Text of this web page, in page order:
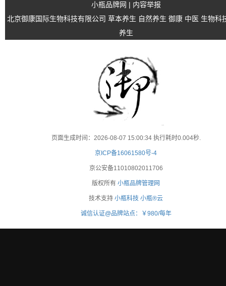
小瓶品牌网 | 内容举报
北京御康国际生物科技有限公司 草本养生 自然养生 御康 中医 生物科
养生
页面生成时间：2026-08-07 15:00:34 执行耗时0.004秒.
京ICP备16061580号-4
京公安备11010802011706
版权所有小瓶品牌管理网
技术支持小瓶科技 小瓶®云
诚信认证@品牌站点：￥980/每年